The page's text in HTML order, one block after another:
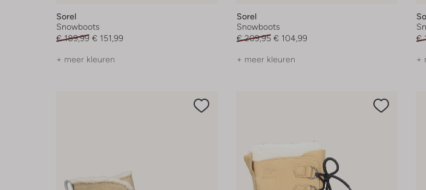
Sorel
Snowboots
€ 189,99 € 151,99
+ meer kleuren
Sorel
Snowboots
€ 209,95 € 104,99
+ meer kleuren
€
+